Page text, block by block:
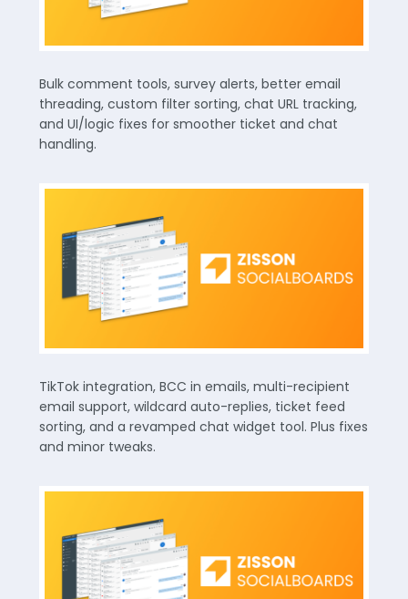
Bulk comment tools, survey alerts, better email
threading, custom filter sorting, chat URL tracking,
and UI/logic fixes for smoother ticket and chat
handling.
TikTok integration, BCC in emails, multi-recipient
email support, wildcard auto-replies, ticket feed
sorting, and a revamped chat widget tool. Plus fixes
and minor tweaks.